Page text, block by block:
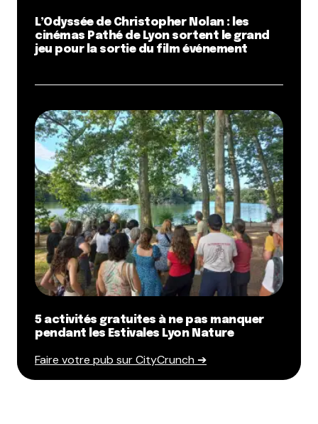
L’Odyssée de Christopher Nolan : les
cinémas Pathé de Lyon sortent le grand
jeu pour la sortie du film événement
5 activités gratuites à ne pas manquer
pendant les Estivales Lyon Nature
Faire votre pub sur CityCrunch ➔